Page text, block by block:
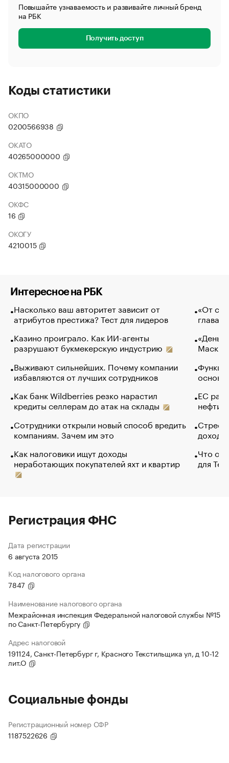
Повышайте узнаваемость и развивайте личный бренд
на РБК
Получить доступ
Коды статистики
ОКПО
0200566938
ОКАТО
40265000000
ОКТМО
40315000000
ОКФС
16
ОКОГУ
4210015
Интересное на РБК
Насколько ваш авторитет зависит от
атрибутов престижа? Тест для лидеров
Казино проиграло. Как ИИ-агенты
разрушают букмекерскую индустрию
Выживают сильнейших. Почему компании
избавляются от лучших сотрудников
Как банк Wildberries резко нарастил
кредиты селлерам до атак на склады
Сотрудники открыли новый способ вредить
компаниям. Зачем им это
Как налоговики ищут доходы
неработающих покупателей яхт и квартир
«От
глава
Маск в
основ
ЕС
нефти
Что
для
Регистрация ФНС
Дата регистрации
6 августа 2015
Код налогового органа
7847
Наименование налогового органа
Межрайонная инспекция Федеральной налоговой службы №15
по Санкт-Петербургу
Адрес налоговой
191124, Санкт-Петербург г, Красного Текстильщика ул, д 10-12
лит.О
Социальные фонды
Регистрационный номер СФР
1187522626